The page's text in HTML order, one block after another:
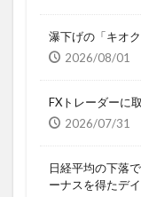
瀑下げの「キオ
2026/08/01
FXトレーダーに
2026/07/31
日経平均の下落
ーナスを得たデ